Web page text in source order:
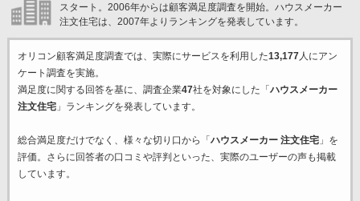
スタート。2006年からは顧客満足度調査を開始。ハウスメーカー
注文住宅は、2007年よりランキングを発表しています。
オリコン顧客満足度調査では、実際にサービスを利用した13,177人にアン
ケート調査を実施。
満足度に関する回答を基に、調査企業47社を対象にした「 ハウスメーカー
注文住宅」ランキングを発表しています。
総合満足度だけでなく、様々な切り口から「 ハウスメーカー 注文住宅」を
評価。さらに回答者の口コミや評判といった、実際のユーザーの声も掲載
しています。